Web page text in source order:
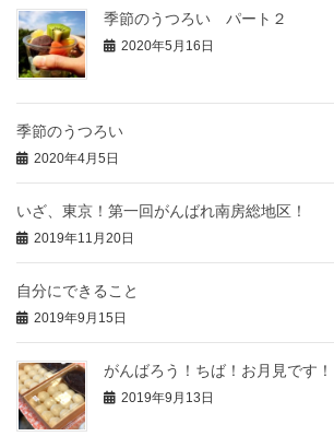
季節のうつろい パート２
2020年5月16日
季節のうつろい
2020年4月5日
いざ、東京！第一回がんばれ南房総地区！
2019年11月20日
自分にできること
2019年9月15日
がんばろう！ちば！お月見です！
2019年9月13日